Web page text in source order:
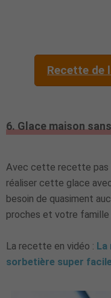
Recette de
6. Glace maison
Avec cette recette pas
réaliser cette glace
besoin de quasiment
proches et votre
La recette en vidéo : La
sorbetière super